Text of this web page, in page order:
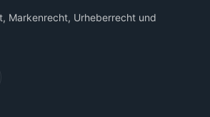
Markenrecht, Urheberrecht und